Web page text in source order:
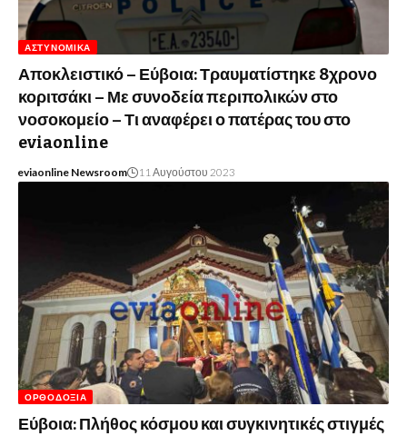
ΑΣΤΥΝΟΜΙΚΆ
Αποκλειστικό – Εύβοια: Τραυματίστηκε 8χρονο
κοριτσάκι – Με συνοδεία περιπολικών στο
νοσοκομείο – Τι αναφέρει ο πατέρας του στο
eviaonline
eviaonline Newsroom 11 Αυγούστου 2023
ΟΡΘΟΔΟΞΊΑ
Εύβοια: Πλήθος κόσμου και συγκινητικές στιγμές